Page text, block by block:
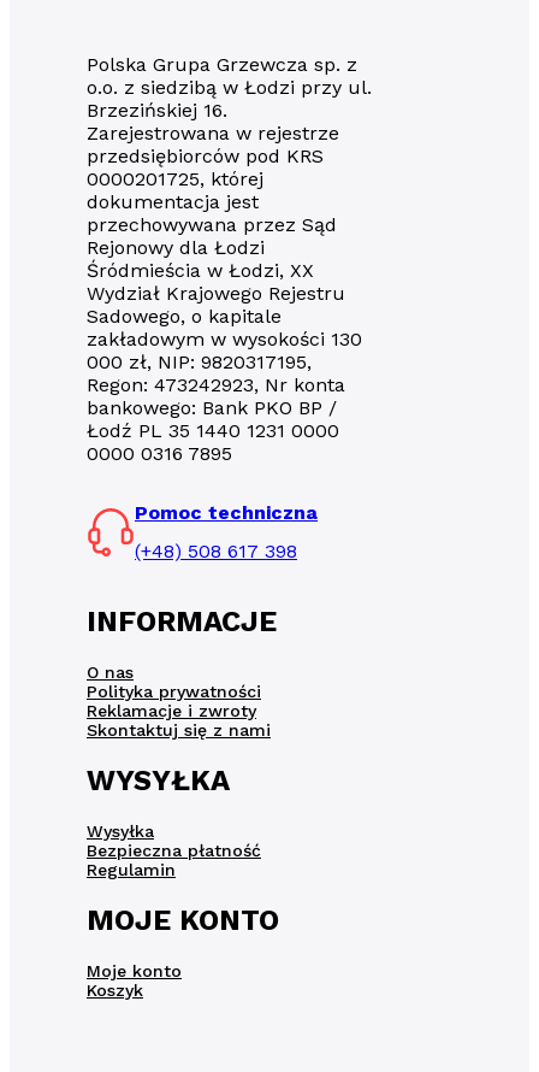
Polska Grupa Grzewcza sp. z
o.o. z siedzibą w Łodzi przy ul.
Brzezińskiej 16.
Zarejestrowana w rejestrze
przedsiębiorców pod KRS
0000201725, której
dokumentacja jest
przechowywana przez Sąd
Rejonowy dla Łodzi
Śródmieścia w Łodzi, XX
Wydział Krajowego Rejestru
Sadowego, o kapitale
zakładowym w wysokości 130
000 zł, NIP: 9820317195,
Regon: 473242923, Nr konta
bankowego: Bank PKO BP /
Łodź PL 35 1440 1231 0000
0000 0316 7895
Pomoc techniczna
(+48) 508 617 398
INFORMACJE
O nas
Polityka prywatności
Reklamacje i zwroty
Skontaktuj się z nami
WYSYŁKA
Wysyłka
Bezpieczna płatność
Regulamin
MOJE KONTO
Moje konto
Koszyk